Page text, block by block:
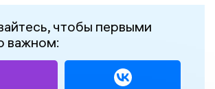
чтобы первыми
важном: